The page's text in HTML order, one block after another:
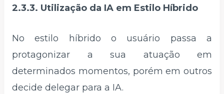
2.3.3. Utilização da IA em Estilo Híbrido
No estilo híbrido o usuário passa a
protagonizar a sua atuação em
determinados momentos, porém em outros
decide delegar para a IA.